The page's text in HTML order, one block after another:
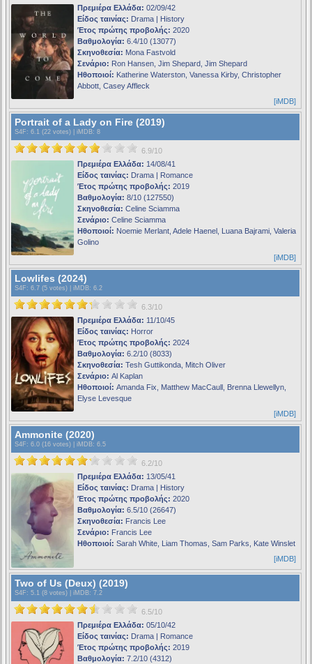
Πρεμιέρα Ελλάδα: 02/09/42
Είδος ταινίας: Drama | History
Έτος πρώτης προβολής: 2020
Βαθμολογία: 6.4/10 (13077)
Σκηνοθεσία: Mona Fastvold
Σενάριο: Ron Hansen, Jim Shepard, Jim Shepard
Ηθοποιοί: Katherine Waterston, Vanessa Kirby, Christopher
Abbott, Casey Affleck
[iMDB]
Portrait of a Lady on Fire (2019)
S4F : 6.1 (22 votes) | iMDB: 8
6.9/10
Πρεμιέρα Ελλάδα: 14/08/41
Είδος ταινίας: Drama | Romance
Έτος πρώτης προβολής: 2019
Βαθμολογία: 8/10 (127550)
Σκηνοθεσία: Celine Sciamma
Σενάριο: Celine Sciamma
Ηθοποιοί: Noemie Merlant, Adele Haenel, Luana Bajrami, Valeria
Golino
[iMDB]
Lowlifes (2024)
S4F : 6.7 (5 votes) | iMDB: 6.2
6.3/10
Πρεμιέρα Ελλάδα: 11/10/45
Είδος ταινίας: Horror
Έτος πρώτης προβολής: 2024
Βαθμολογία: 6.2/10 (8033)
Σκηνοθεσία: Tesh Guttikonda, Mitch Oliver
Σενάριο: Al Kaplan
Ηθοποιοί: Amanda Fix, Matthew MacCaull, Brenna Llewellyn,
Elyse Levesque
[iMDB]
Ammonite (2020)
S4F : 6.0 (16 votes) | iMDB: 6.5
6.2/10
Πρεμιέρα Ελλάδα: 13/05/41
Είδος ταινίας: Drama | History
Έτος πρώτης προβολής: 2020
Βαθμολογία: 6.5/10 (26647)
Σκηνοθεσία: Francis Lee
Σενάριο: Francis Lee
Ηθοποιοί: Sarah White, Liam Thomas, Sam Parks, Kate Winslet
[iMDB]
Two of Us (Deux) (2019)
S4F : 5.1 (8 votes) | iMDB: 7.2
6.5/10
Πρεμιέρα Ελλάδα: 05/10/42
Είδος ταινίας: Drama | Romance
Έτος πρώτης προβολής: 2019
Βαθμολογία: 7.2/10 (4312)